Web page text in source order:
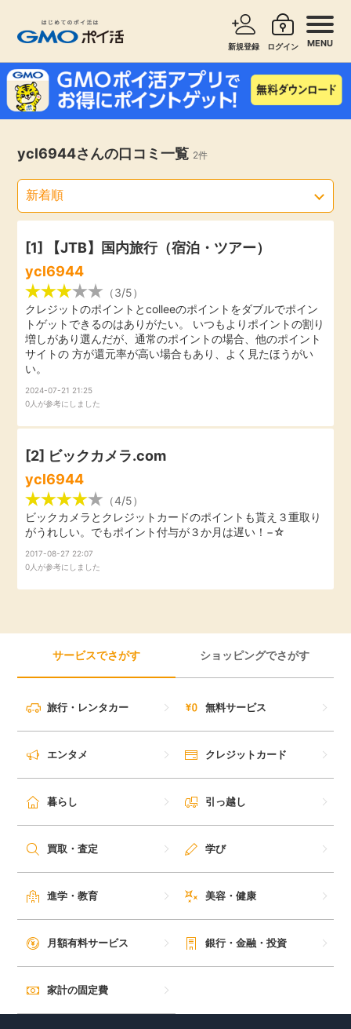
新規登録 ログイン MENU
お知らせ
新着
高還元
無料
即日還元
アンケート
ゲーム
買い物
モニター
ポイ活お得情報
サービスで探す ショッピングで探す
旅行・レンタカー
エンタメ
クレジットカード
暮らし
学び
進学・教育
月額有料サービス
ycl6944さんの口コミ一覧 2件
[1]
【JTB】国内旅行（宿泊・ツアー）
ycl6944
（3/5）
クレジットのポイントとcolleeのポイントをダブルでポイン
トゲットできるのはありがたい。 いつもよりポイントの割り
増しがあり選んだが、通常のポイントの場合、他のポイント
サイトの 方が還元率が高い場合もあり、よく見たほうがい
い。
2024-07-21 21:25
0人が参考にしました
[2] ビックカメラ.com
ycl6944
（4/5）
ビックカメラとクレジットカードのポイントも貰え３重取り
がうれしい。でもポイント付与が３か月は遅い！−☆
2017-08-27 22:07
0人が参考にしました
サービスでさがす ショッピングでさがす
旅行・レンタカー 無料サービス
エンタメ クレジットカード
暮らし 引っ越し
買取・査定 学び
進学・教育 美容・健康
月額有料サービス 銀行・金融・投資
家計の固定費